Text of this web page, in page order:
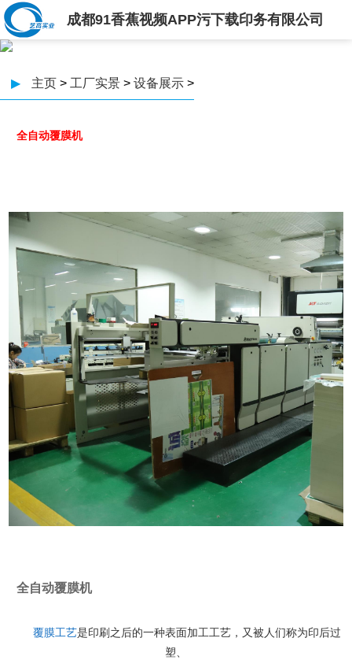
成都91香蕉视频APP污下载印务有限公司
▶ 主页 > 工厂实景 > 设备展示 >
全自动覆膜机
全自动覆膜机
覆膜工艺是印刷之后的一种表面加工工艺，又被人们称为印后过
塑、